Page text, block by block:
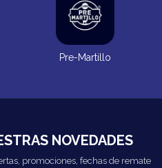
Pre-Martillo
NOVEDADES
promociones, fechas de remate